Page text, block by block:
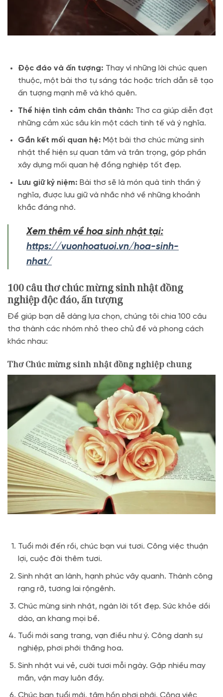
Độc đáo và ấn tượng: Thay vì những lời chúc quen
thuộc, một bài thơ tự sáng tác hoặc trích dẫn sẽ tạo
ấn tượng mạnh mẽ và khó quên.
Thể hiện tình cảm chân thành: Thơ ca giúp diễn đạt
những cảm xúc sâu kín một cách tinh tế và ý nghĩa.
Gắn kết mối quan hệ: Một bài thơ chúc mừng sinh
nhật thể hiện sự quan tâm và trân trọng, góp phần
xây dựng mối quan hệ đồng nghiệp tốt đẹp.
Lưu giữ kỷ niệm: Bài thơ sẽ là món quà tinh thần ý
nghĩa, được lưu giữ và nhắc nhớ về những khoảnh
khắc đáng nhớ.
Xem thêm về hoa sinh nhật tại:
https://vuonhoatuoi.vn/hoa-sinh-
nhat/
100 câu thơ chúc mừng sinh nhật đồng
nghiệp độc đáo, ấn tượng
Để giúp bạn dễ dàng lựa chọn, chúng tôi chia 100 câu
thơ thành các nhóm nhỏ theo chủ đề và phong cách
khác nhau:
Thơ Chúc mừng sinh nhật đồng nghiệp chung
Tuổi mới đến rồi, chúc bạn vui tươi. Công việc thuận
lợi, cuộc đời thêm tươi.
Sinh nhật an lành, hạnh phúc vây quanh. Thành công
rạng rỡ, tương lai rộngênh.
Chúc mừng sinh nhật, ngàn lời tốt đẹp. Sức khỏe dồi
dào, an khang mọi bề.
Tuổi mới sang trang, vạn điều như ý. Công danh sự
nghiệp, phơi phới thăng hoa.
Sinh nhật vui vẻ, cười tươi mỗi ngày. Gặp nhiều may
mắn, vận may luôn đầy.